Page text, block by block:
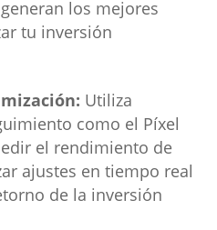
los mejores
tu inversión
Utiliza
como el Píxel
el rendimiento de
ajustes en tiempo real
de la inversión